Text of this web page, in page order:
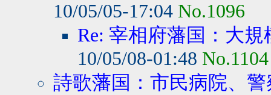
10/05/05-17:04 No.1096
Re: 宰相府藩国：大
10/05/08-01:48 No.1104
詩歌藩国：市民病院、